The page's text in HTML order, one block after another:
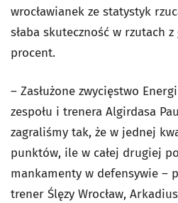
wrocławianek ze statystyk
słaba skuteczność w rzutach z
procent.
– Zasłużone zwycięstwo
zespołu i trenera Algirdasa
zagraliśmy tak, że w jednej
punktów, ile w całej drugiej
mankamenty w defensywie –
trener Ślęzy Wrocław,